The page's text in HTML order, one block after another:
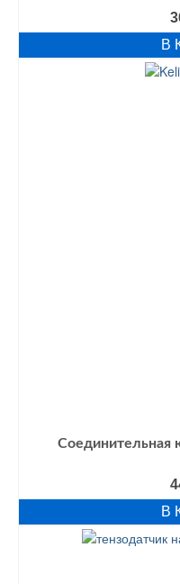
В
Соединительная
В